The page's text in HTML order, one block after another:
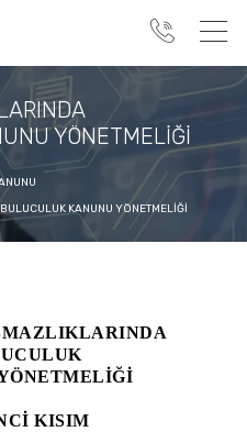
YÖNETMELİĞİ
KANUNU YÖNETMELİĞİ
KISIM